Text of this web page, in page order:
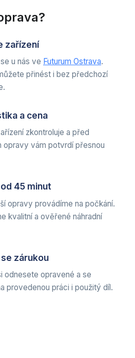
zařízení
u nás ve Futurum Ostrava.
přinést i bez předchozí
a cena
zkontroluje a před
opravy vám potvrdí přesnou
45 minut
opravy provádíme na počkání.
kvalitní a ověřené náhradní
zárukou
odnesete opravené a se
provedenou práci i použitý díl.